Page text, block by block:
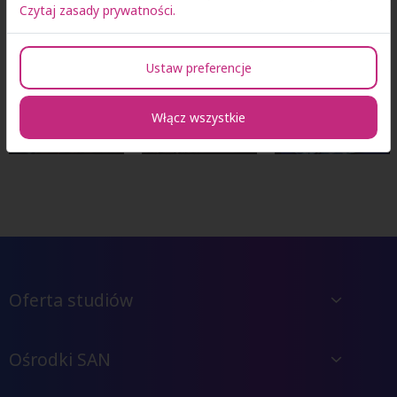
Oferta studiów
Ośrodki SAN
Czytaj zasady prywatności.
Ustaw preferencje
Włącz wszystkie